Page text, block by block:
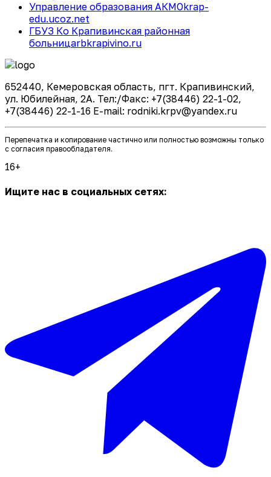
Управление образования АКМОkrap-
edu.ucoz.net
ГБУЗ Ко Крапивинская районная
больницаrbkrapivino.ru
652440, Кемеровская область, пгт. Крапивинский,
ул. Юбилейная, 2А. Тел:/Факс: +7(38446) 22-1-02,
+7(38446) 22-1-16 E-mail: rodniki.krpv@yandex.ru
Перепечатка и копирование частично или полностью возможны только
с согласия правообладателя.
16+
Ищите нас в социальных сетях: